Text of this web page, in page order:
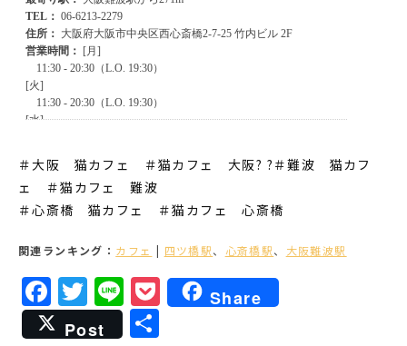
＃大阪 猫カフェ ＃猫カフェ 大阪? ?＃難波 猫カフ
ェ ＃猫カフェ 難波
＃心斎橋 猫カフェ ＃猫カフェ 心斎橋
関連ランキング： カフェ | 四ツ橋駅、 心斎橋駅、 大阪難波駅
Facebook
Twitter
LinePocket
Share
Post
共